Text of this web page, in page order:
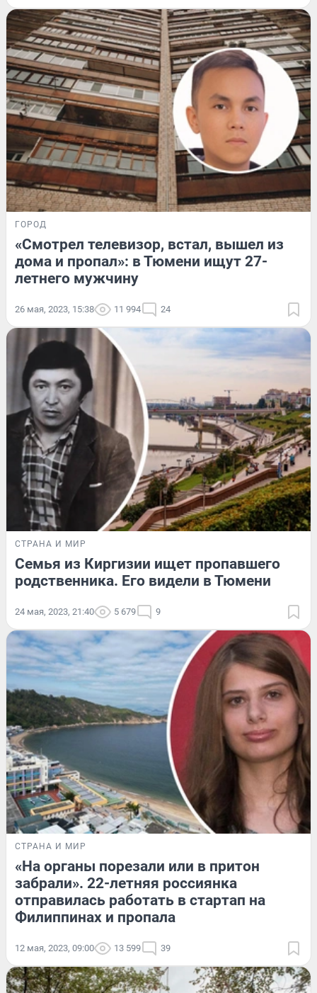
ГОРОД
«Смотрел телевизор, встал, вышел из
дома и пропал»: в Тюмени ищут 27-
летнего мужчину
26 мая, 2023, 15:38 11 994 24
СТРАНА И МИР
Семья из Киргизии ищет пропавшего
родственника. Его видели в Тюмени
24 мая, 2023, 21:40 5 679 9
СТРАНА И МИР
«На органы порезали или в притон
забрали». 22-летняя россиянка
отправилась работать в стартап на
Филиппинах и пропала
12 мая, 2023, 09:00 13 599 39